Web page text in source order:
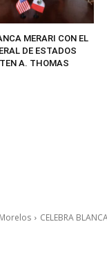
MERARI CON EL
DE ESTADOS
A. THOMAS